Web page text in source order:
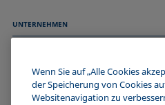
Technischer Service
UNTERNEHMEN
Stellenangebote
Events
Impressum
WERDE TEIL DER KRÜSS COMMUNITY
Wenn Sie auf „Alle Cookies
der Speicherung von Cookies
Websitenavigation zu